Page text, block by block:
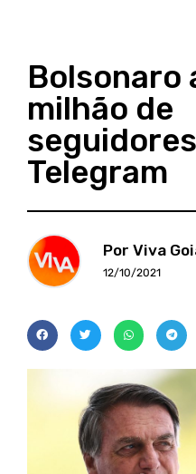
Bolsonaro
milhão de
Telegram
Por Viva
12/10/2021